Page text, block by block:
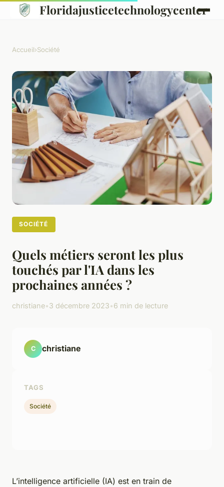
Floridajusticetechnologycenter
Accueil›Société
SOCIÉTÉ
Quels métiers seront les plus
touchés par l'IA dans les
prochaines années ?
christiane•3 décembre 2023•6 min de lecture
L’intelligence artificielle (IA) est en train de
C christiane
TAGS
Société